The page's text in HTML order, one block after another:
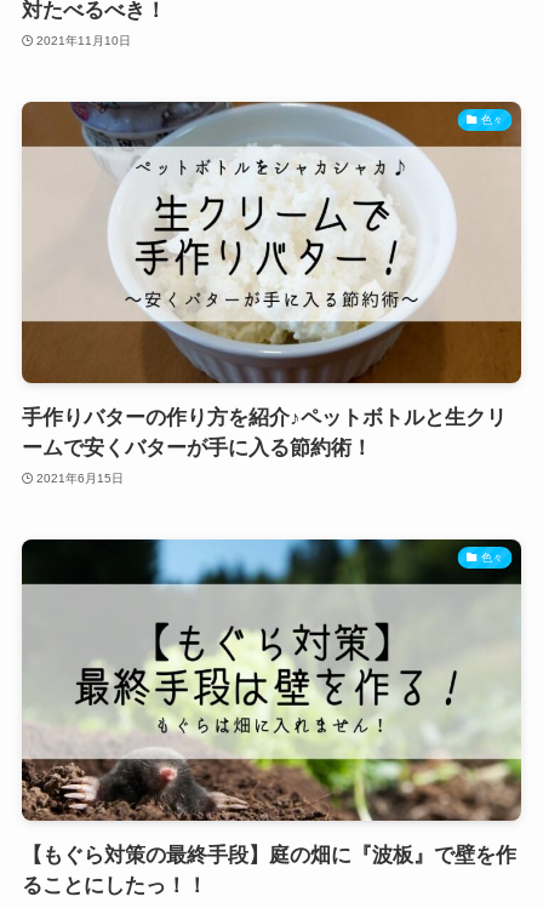
対たべるべき！
2021年11月10日
色々
手作りバターの作り方を紹介♪ペットボトルと生クリ
ームで安くバターが手に入る節約術！
2021年6月15日
色々
【もぐら対策の最終手段】庭の畑に『波板』で壁を作
ることにしたっ！！